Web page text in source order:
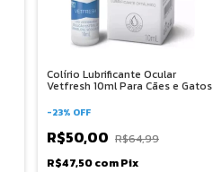
Colírio Lubrificante Ocular
Vetfresh 10ml Para Cães e Gatos
-23% OFF
R$50,00 R$64,99
R$47,50comPix